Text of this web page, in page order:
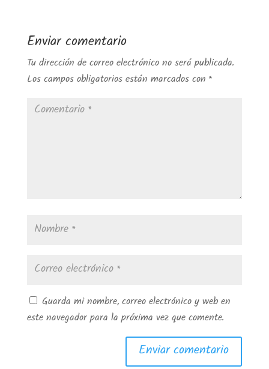
Enviar comentario
Tu dirección de correo electrónico no será publicada.
Los campos obligatorios están marcados con *
Guarda mi nombre, correo electrónico y web en
este navegador para la próxima vez que comente.